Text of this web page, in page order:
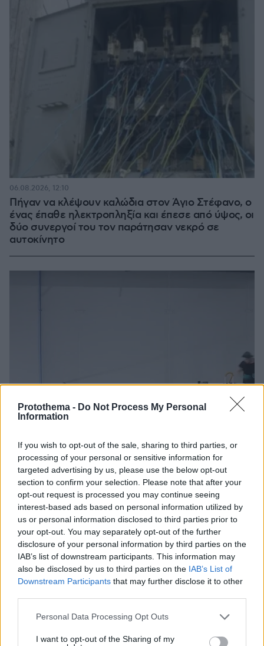
Protothema - Do Not Process My Personal
Information
If you wish to opt-out of the sale, sharing to third parties, or
processing of your personal or sensitive information for
targeted advertising by us, please use the below opt-out
section to confirm your selection. Please note that after your
opt-out request is processed you may continue seeing
interest-based ads based on personal information utilized by
us or personal information disclosed to third parties prior to
your opt-out. You may separately opt-out of the further
disclosure of your personal information by third parties on the
IAB’s list of downstream participants. This information may
also be disclosed by us to third parties on the IAB’s List of
Downstream Participants that may further disclose it to other
Please note that this website/app uses one or more Google
not limited to your visit or usage behaviour. You may click to
Personal Data Processing Opt Outs
I want to opt-out of the Sharing of my
Πήγαν να κλέψουν καλώδια στον Άγιο Στέφανο, ο
ένας έπαθε ηλεκτροπληξία και έπεσε από ύψος, οι
δύο συνεργοί του τον παράτησαν νεκρό σε
αυτοκίνητο
06.08.2026, 12:10
71.95%
Οι πρώτες εικόνες του νέου Canadair 515 που
έρχεται Ελλάδα και θα πετά και νύχτα
06.08.2026, 10:22
Νεαρή γυναίκα με ακατέργαστη
ομορφιά από την Αιθιοπία έγινε viral,
δείτε την εντυπωσιακή μεταμόρφωσή
της από μακιγιέρ
06.08.2026, 09:18 130